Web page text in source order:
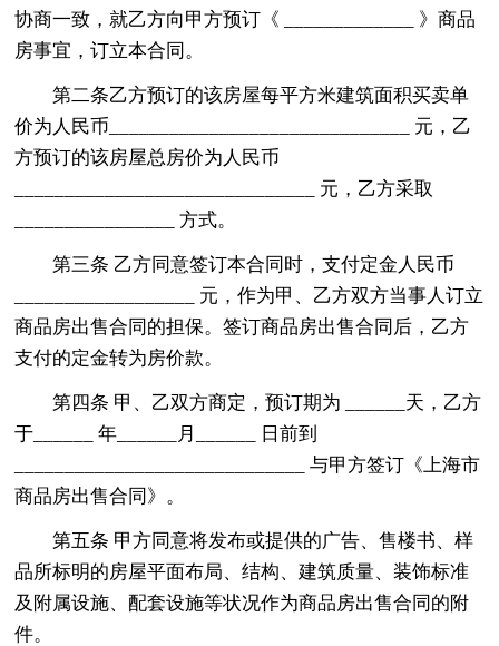
协商一致，就乙方向甲方预订《 _____________ 》商品
房事宜，订立本合同。
第二条乙方预订的该房屋每平方米建筑面积买卖单
价为人民币______________________________ 元，乙
方预订的该房屋总房价为人民币
______________________________ 元，乙方采取
________________ 方式。
第三条 乙方同意签订本合同时，支付定金人民币
__________________ 元，作为甲、乙方双方当事人订立
商品房出售合同的担保。签订商品房出售合同后，乙方
支付的定金转为房价款。
第四条 甲、乙双方商定，预订期为 ______天，乙方
于______ 年______月______ 日前到
_____________________________ 与甲方签订《上海市
商品房出售合同》。
第五条 甲方同意将发布或提供的广告、售楼书、样
品所标明的房屋平面布局、结构、建筑质量、装饰标准
及附属设施、配套设施等状况作为商品房出售合同的附
件。